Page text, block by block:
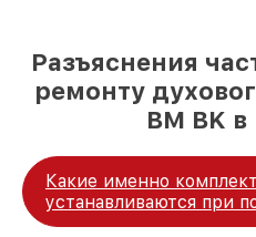
Разъяснения
ремонту
BM BK
Какие именно
устанавливаются при